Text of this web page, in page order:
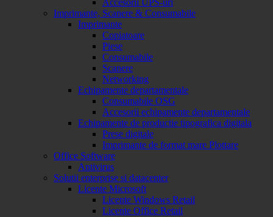
Accesorii UPS-uri
Imprimante, Scanere & Consumabile
Imprimante
Copiatoare
Piese
Consumabile
Scanere
Networking
Echipamente departamentale
Consumabile OSG
Accesorii echipamente departamentale
Echipamente de productie tipografica digitala
Prese digitale
Imprimante de format mare Plottare
Office Software
Antivirus
Solutii enterprise si datacenter
Licente Microsoft
Licente Windows Retail
Licente Office Retail